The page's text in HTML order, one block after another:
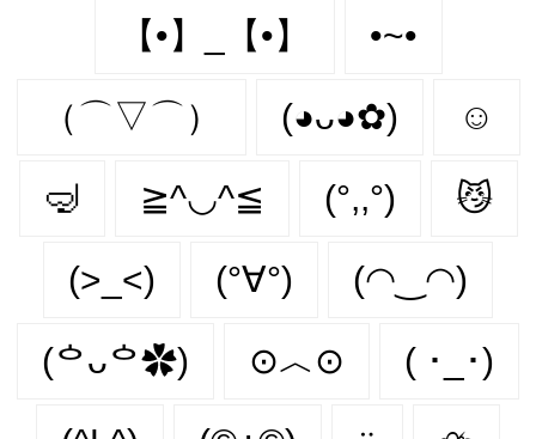
【•】_【•】 •~•
（⌒▽⌒） (◕ᴗ◕✿) ☺️
🤿 ≧^◡^≦ (°,,°) 😼
(>_<) (°∀°) (◠‿◠)
(ᅌᴗᅌ✿) ⊙︿⊙ ( ･_･)